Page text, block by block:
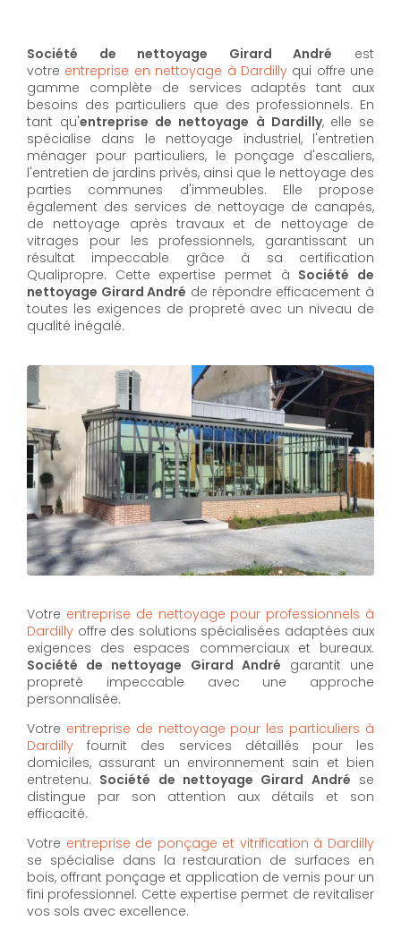
Société de nettoyage Girard André est
votre entreprise en nettoyage à Dardillyqui offre une
gamme complète de services adaptés tant aux
besoins des particuliers que des professionnels. En
tant qu'entreprise de nettoyage à Dardilly, elle se
spécialise dans le nettoyage industriel, l'entretien
ménager pour particuliers, le ponçage d'escaliers,
l'entretien de jardins privés, ainsi que le nettoyage des
parties communes d'immeubles. Elle propose
également des services de nettoyage de canapés,
de nettoyage après travaux et de nettoyage de
vitrages pour les professionnels, garantissant un
résultat impeccable grâce à sa certification
Qualipropre. Cette expertise permet à Société de
nettoyage Girard André de répondre efficacement à
toutes les exigences de propreté avec un niveau de
qualité inégalé.
Votre entreprise de nettoyage pour professionnels à
Dardilly offre des solutions spécialisées adaptées aux
exigences des espaces commerciaux et bureaux.
Société de nettoyage Girard André garantit une
propreté impeccable avec une approche
personnalisée.
Votre entreprise de nettoyage pour les particuliers à
Dardilly fournit des services détaillés pour les
domiciles, assurant un environnement sain et bien
entretenu. Société de nettoyage Girard André se
distingue par son attention aux détails et son
efficacité.
Votre entreprise de ponçage et vitrification à Dardilly
se spécialise dans la restauration de surfaces en
bois, offrant ponçage et application de vernis pour un
fini professionnel. Cette expertise permet de revitaliser
vos sols avec excellence.